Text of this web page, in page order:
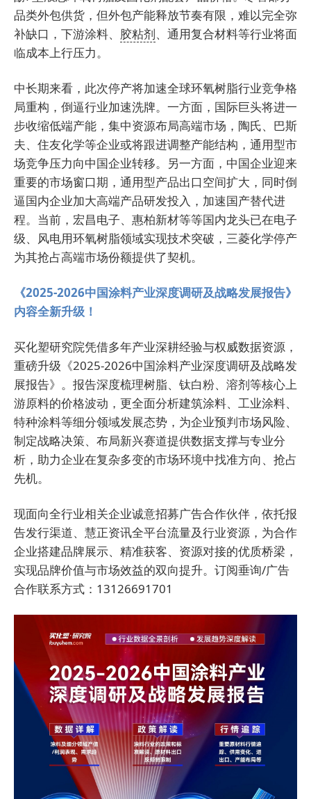
品类外包供货，但外包产能释放节奏有限，难以完全弥
补缺口，下游涂料、 胶粘剂、通用复合材料等行业将面
临成本上行压力。
中长期来看，此次停产将加速全球环氧树脂行业竞争格
局重构，倒逼行业加速洗牌。一方面，国际巨头将进一
步收缩低端产能，集中资源布局高端市场，陶氏、巴斯
夫、住友化学等企业或将跟进调整产能结构，通用型市
场竞争压力向中国企业转移。另一方面，中国企业迎来
重要的市场窗口期，通用型产品出口空间扩大，同时倒
逼国内企业加大高端产品研发投入，加速国产替代进
程。当前，宏昌电子、惠柏新材等等国内龙头已在电子
级、风电用环氧树脂领域实现技术突破，三菱化学停产
为其抢占高端市场份额提供了契机。
《2025-2026中国涂料产业深度调研及战略发展报告》
内容全新升级！
买化塑研究院凭借多年产业深耕经验与权威数据资源，
重磅升级《2025-2026中国涂料产业深度调研及战略发
展报告》。报告深度梳理树脂、钛白粉、溶剂等核心上
游原料的价格波动，更全面分析建筑涂料、工业涂料、
特种涂料等细分领域发展态势，为企业预判市场风险、
制定战略决策、布局新兴赛道提供数据支撑与专业分
析，助力企业在复杂多变的市场环境中找准方向、抢占
先机。
现面向全行业相关企业诚意招募广告合作伙伴，依托报
告发行渠道、慧正资讯全平台流量及行业资源，为合作
企业搭建品牌展示、精准获客、资源对接的优质桥梁，
实现品牌价值与市场效益的双向提升。订阅垂询/广告
合作联系方式：13126691701